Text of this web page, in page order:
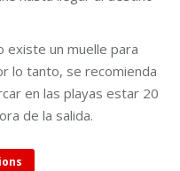
existe un muelle para
lo tanto, se recomienda
en las playas estar 20
de la salida.